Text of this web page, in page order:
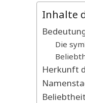
Inhalte
Die
Herkunft